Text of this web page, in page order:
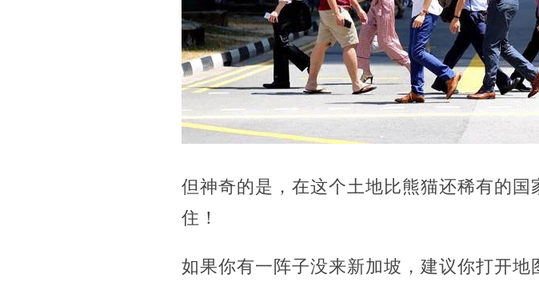
但神奇的是，在这个土地比熊猫还稀有的
住！
如果你有一阵子没来新加坡，建议你打开